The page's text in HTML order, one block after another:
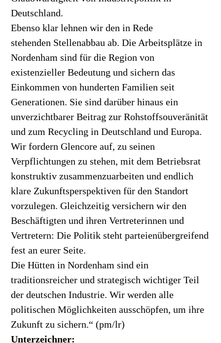
Deutschland.
Ebenso klar lehnen wir den in Rede
stehenden Stellenabbau ab. Die Arbeitsplätze in
Nordenham sind für die Region von
existenzieller Bedeutung und sichern das
Einkommen von hunderten Familien seit
Generationen. Sie sind darüber hinaus ein
unverzichtbarer Beitrag zur Rohstoffsouveränität
und zum Recycling in Deutschland und Europa.
Wir fordern Glencore auf, zu seinen
Verpflichtungen zu stehen, mit dem Betriebsrat
konstruktiv zusammenzuarbeiten und endlich
klare Zukunftsperspektiven für den Standort
vorzulegen. Gleichzeitig versichern wir den
Beschäftigten und ihren Vertreterinnen und
Vertretern: Die Politik steht parteienübergreifend
fest an eurer Seite.
Die Hütten in Nordenham sind ein
traditionsreicher und strategisch wichtiger Teil
der deutschen Industrie. Wir werden alle
politischen Möglichkeiten ausschöpfen, um ihre
Zukunft zu sichern.“ (pm/lr)
Unterzeichner: